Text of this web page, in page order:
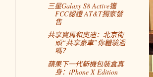
三星Galaxy S8 Active獲
FCC認證 AT&T獨家發
售
共享寶馬和奧迪：北京街
頭“共享豪車”你體驗過
嗎？
蘋果下一代新機包裝盒真
身：iPhone X Edition